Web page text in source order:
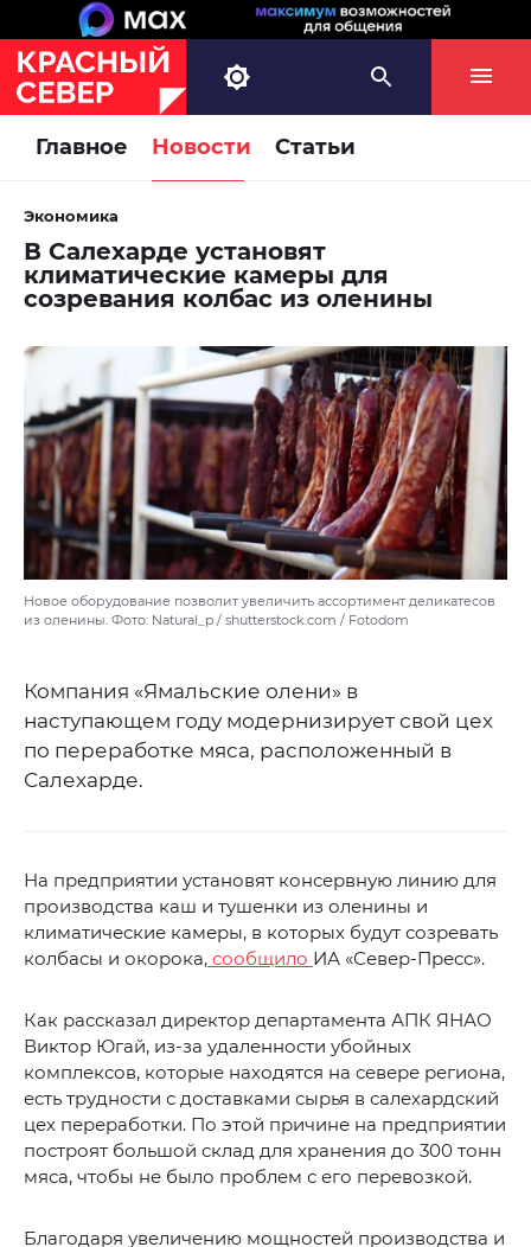
Главное Новости Статьи
Экономика
В Салехарде установят
климатические камеры для
созревания колбас из оленины
Новое оборудование позволит увеличить ассортимент деликатесов
из оленины. Фото: Natural_p / shutterstock.com / Fotodom
Компания «Ямальские олени» в
наступающем году модернизирует свой цех
по переработке мяса, расположенный в
Салехарде.
На предприятии установят консервную линию для
производства каш и тушенки из оленины и
климатические камеры, в которых будут созревать
колбасы и окорока, сообщило ИА «Север-Пресс».
Как рассказал директор департамента АПК ЯНАО
Виктор Югай, из-за удаленности убойных
комплексов, которые находятся на севере региона,
есть трудности с доставками сырья в салехардский
цех переработки. По этой причине на предприятии
построят большой склад для хранения до 300 тонн
мяса, чтобы не было проблем с его перевозкой.
Благодаря увеличению мощностей производства и